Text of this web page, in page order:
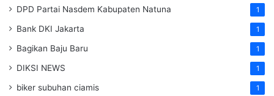
DPD Partai Nasdem Kabupaten Natuna 1
Bank DKI Jakarta 1
Bagikan Baju Baru 1
DIKSI NEWS 1
biker subuhan ciamis 1